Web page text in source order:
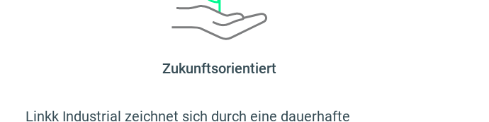
Zukunftsorientiert
Linkk Industrial zeichnet sich durch eine dauerhafte